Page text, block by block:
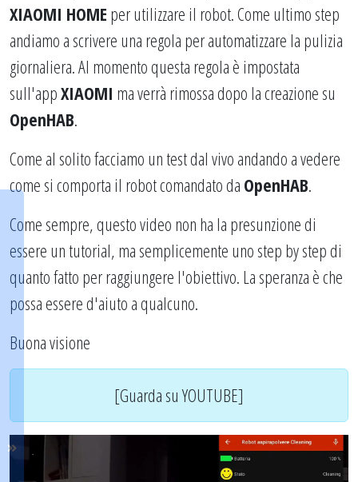
XIAOMI HOME per utilizzare il robot. Come ultimo step
andiamo a scrivere una regola per automatizzare la pulizia
giornaliera. Al momento questa regola è impostata
sull'appXIAOMI ma verrà rimossa dopo la creazione su
OpenHAB.
Come al solito facciamo un test dal vivo andando a vedere
come si comporta il robot comandato da OpenHAB.
Come sempre, questo video non ha la presunzione di
essere un tutorial, ma semplicemente uno step by step di
quanto fatto per raggiungere l'obiettivo. La speranza è che
possa essere d'aiuto a qualcuno.
Buona visione
[Guarda su YOUTUBE]